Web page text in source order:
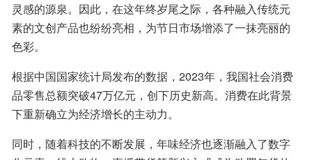
灵感的源泉。因此，在这年终岁尾之际，各种融入传统元
素的文创产品也纷纷亮相，为节日市场增添了一抹亮丽的
色彩。
根据中国国家统计局发布的数据，2023年，我国社会消费
品零售总额突破47万亿元，创下历史新高。消费在此背景
下重新确立为经济增长的主动力。
同时，随着科技的不断发展，年味经济也逐渐融入了数字